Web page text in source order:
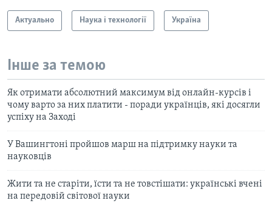
Актуально Наука і технології Україна
Інше за темою
Як отримати абсолютний максимум від онлайн-курсів і
чому варто за них платити - поради українців, які досягли
успіху на Заході
У Вашингтоні пройшов марш на підтримку науки та
науковців
Жити та не старіти, їсти та не товстішати: українські вчені
на передовій світової науки